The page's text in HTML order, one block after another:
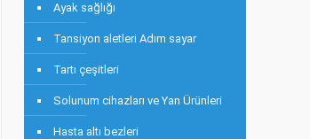
Ayak sağlığı
Tansiyon aletleri Adım sayar
Tartı çeşitleri
Solunum cihazları ve Yan Ürünleri
Hasta altı bezleri